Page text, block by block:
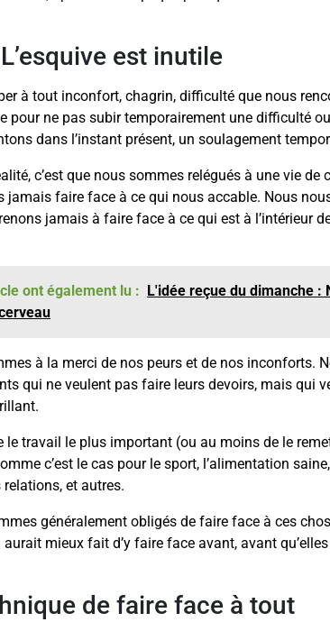
L’esquive est inutile
à tout inconfort, chagrin, difficulté que nous
pour ne pas subir temporairement une difficulté
dans l’instant présent, un soulagement
c’est que nous sommes relégués à une vie de
jamais faire face à ce qui nous accable. Nous
jamais à faire face à ce qui est à l’intérieur
ont également lu :
L'idée reçue du dimanche :
à la merci de nos peurs et de nos inconforts.
qui ne veulent pas faire leurs devoirs, mais qui
le travail le plus important (ou au moins de le
c’est le cas pour le sport, l’alimentation
relations, et autres.
généralement obligés de faire face à ces
mieux fait d’y faire face avant, avant qu’elles
de faire face à tout